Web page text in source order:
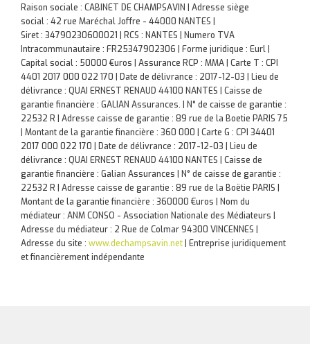
Raison sociale : CABINET DE CHAMPSAVIN | Adresse siège
social : 42 rue Maréchal Joffre - 44000 NANTES |
Siret : 34790230600021 | RCS : NANTES | Numero TVA
Intracommunautaire : FR25347902306 | Forme juridique : Eurl |
Capital social : 50000 €uros | Assurance RCP : MMA | Carte T : CPI
4401 2017 000 022 170 | Date de délivrance : 2017-12-03 | Lieu de
délivrance : QUAI ERNEST RENAUD 44100 NANTES | Caisse de
garantie financière : GALIAN Assurances. | N° de caisse de garantie :
22532 R | Adresse caisse de garantie : 89 rue de la Boetie PARIS 75
| Montant de la garantie financière : 360 000 | Carte G : CPI 34401
2017 000 022 170 | Date de délivrance : 2017-12-03 | Lieu de
délivrance : QUAI ERNEST RENAUD 44100 NANTES | Caisse de
garantie financière : Galian Assurances | N° de caisse de garantie :
22532 R | Adresse caisse de garantie : 89 rue de la Boëtie PARIS |
Montant de la garantie financière : 360000 €uros | Nom du
médiateur : ANM CONSO - Association Nationale des Médiateurs |
Adresse du médiateur : 2 Rue de Colmar 94300 VINCENNES |
Adresse du site : www.dechampsavin.net Entreprise juridiquement
et financièrement indépendante